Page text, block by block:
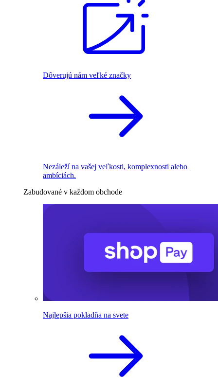
Dôverujú nám veľké značky
Nezáleží na vašej veľkosti, komplexnosti alebo
ambíciách.
Zabudované v každom obchode
Najlepšia pokladňa na svete